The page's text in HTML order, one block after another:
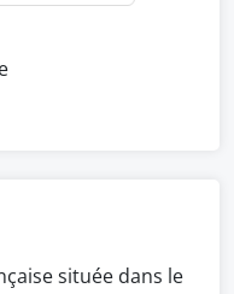
située dans le